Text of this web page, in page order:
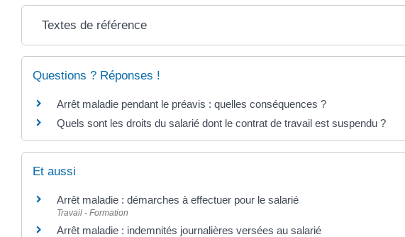
Textes de référence
Questions ? Réponses !
Arrêt maladie pendant le préavis : quelles conséquences ?
Quels sont les droits du salarié dont le contrat de travail est suspendu ?
Et aussi
Arrêt maladie : démarches à effectuer pour le salarié
Travail - Formation
Arrêt maladie : indemnités journalières versées au salarié